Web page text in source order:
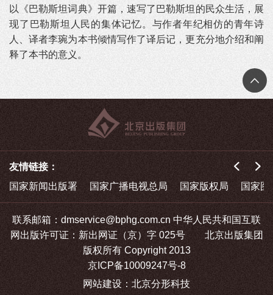
以《巴勒斯坦词典》开篇，速写了巴勒斯坦的民众生活，展
现了巴勒斯坦人民的集体记忆。与作者年纪相仿的青年诗
人、译者李琬为本书倾情写作了译后记，更充分地介绍和阐
释了本书的意义。
友情链接：
国家新闻出版署
国家广播电视总局 国家版权局 国家图
联系邮箱：dmservice@bphg.com.cn 中华人民共和国互联
网出版许可证：新出网证（京）字 025号 北京出版集团
版权所有 Copyright 2013
京ICP备10009247号-8
网站建设 ： 北京分形科技